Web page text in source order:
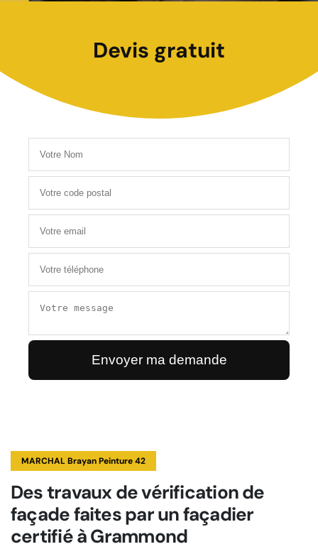
Devis gratuit
MARCHAL Brayan Peinture 42
Des travaux de vérification de
façade faites par un façadier
certifié à Grammond